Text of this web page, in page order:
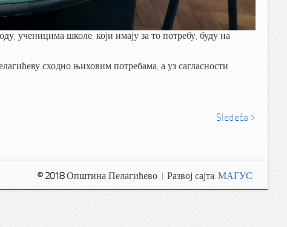
ученицима школе, који имају за то потребу, буду на
сходно њиховим потребама, а уз сагласности
Sledeća >
© 2018Општина Пелагићево | Развој сајта: МАГУС